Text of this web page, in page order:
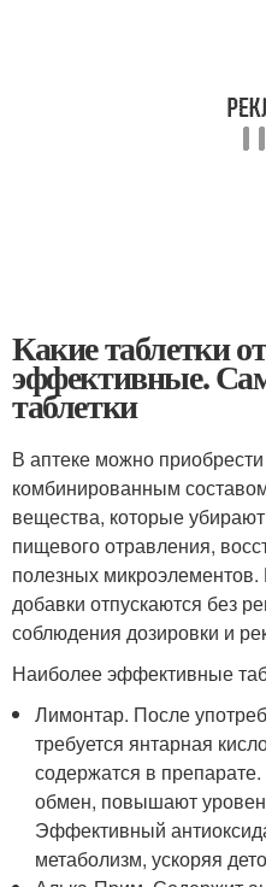
Какие таблетки
эффективные.
таблетки
В аптеке можно
комбинированным
вещества, которые
пищевого отравления,
полезных
добавки отпускаются без
соблюдения дозировки и
Наиболее эффективные
Лимонтар. После
требуется янтарная
содержатся в
обмен, повышают
Эффективный
метаболизм, ускоряя